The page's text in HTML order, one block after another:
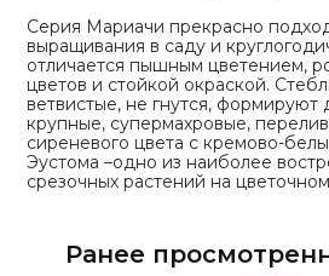
Серия Мариачи прекрасно
выращивания в саду и
отличается пышным цветением,
цветов и стойкой окраской.
ветвистые, не гнутся, формируют
крупные, супермахровые,
сиреневого цвета с кремово-
Эустома –одно из наиболее
срезочных растений на
Ранее